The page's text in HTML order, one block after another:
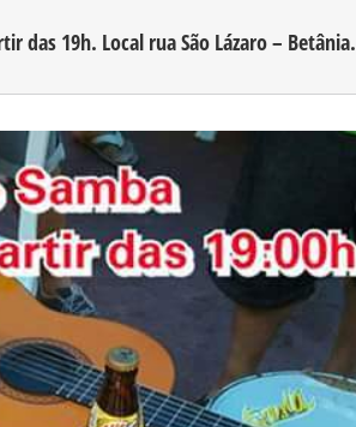
das 19h. Local rua São Lázaro – Betânia.